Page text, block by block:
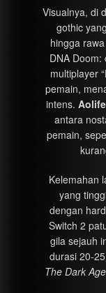
Visualnya, di
gothic
hingga
DNA
multiplayer
pemain,
intens.
antara
pemain,
Kelemahan
yang
dengan
Switch 2
gila sejauh
durasi 20-
The Dark